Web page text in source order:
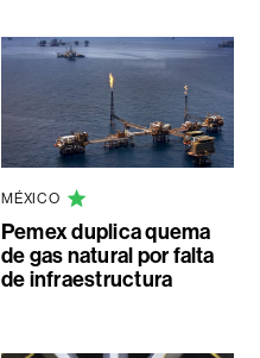
MÉXICO
Pemex duplica quema
de gas natural por falta
de infraestructura